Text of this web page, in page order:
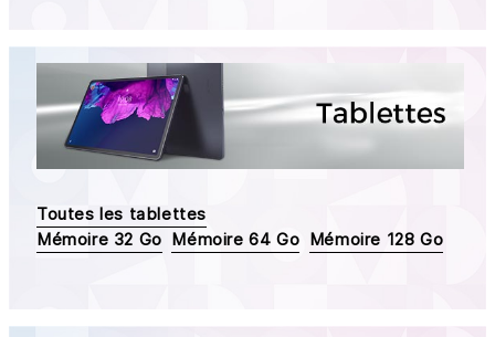
Toutes les tablettes
Mémoire 32 Go Mémoire 64 Go Mémoire 128 Go